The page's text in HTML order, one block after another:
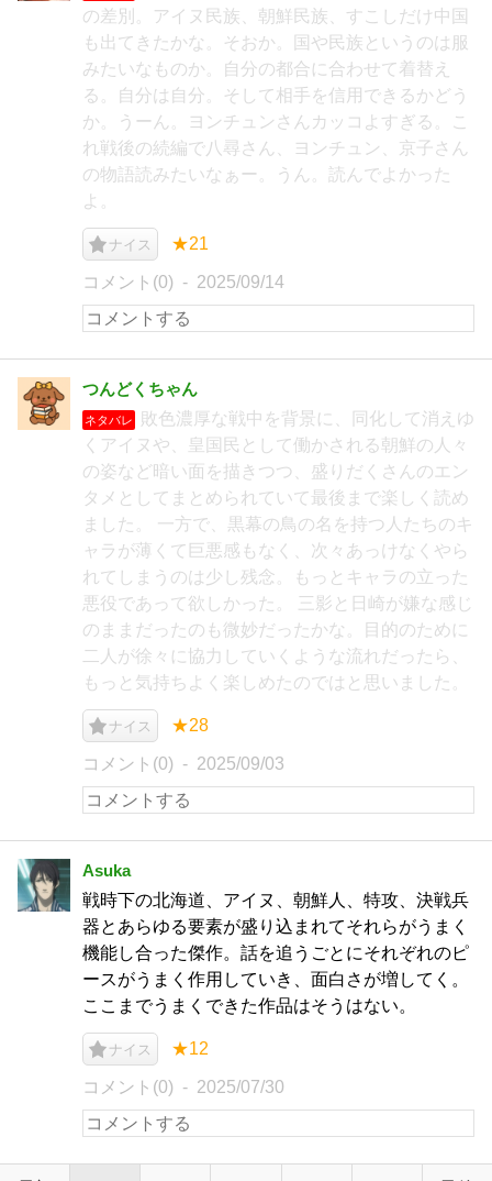
の差別。アイヌ民族、朝鮮民族、すこしだけ中国
も出てきたかな。そおか。国や民族というのは服
みたいなものか。自分の都合に合わせて着替え
る。自分は自分。そして相手を信用できるかどう
か。うーん。ヨンチュンさんカッコよすぎる。こ
れ戦後の続編で八尋さん、ヨンチュン、京子さん
の物語読みたいなぁー。うん。読んでよかった
よ。
ナイス ★21
コメント(0) 2025/09/14
つんどくちゃん
ネタバレ
敗色濃厚な戦中を背景に、同化して消えゆ
くアイヌや、皇国民として働かされる朝鮮の人々
の姿など暗い面を描きつつ、盛りだくさんのエン
タメとしてまとめられていて最後まで楽しく読め
ました。 一方で、黒幕の鳥の名を持つ人たちのキ
ャラが薄くて巨悪感もなく、次々あっけなくやら
れてしまうのは少し残念。もっとキャラの立った
悪役であって欲しかった。 三影と日崎が嫌な感じ
のままだったのも微妙だったかな。目的のために
二人が徐々に協力していくような流れだったら、
もっと気持ちよく楽しめたのではと思いました。
ナイス ★28
コメント(0) 2025/09/03
Asuka
戦時下の北海道、アイヌ、朝鮮人、特攻、決戦兵
器とあらゆる要素が盛り込まれてそれらがうまく
機能し合った傑作。話を追うごとにそれぞれのピ
ースがうまく作用していき、面白さが増してく。
ここまでうまくできた作品はそうはない。
ナイス ★12
コメント(0) 2025/07/30